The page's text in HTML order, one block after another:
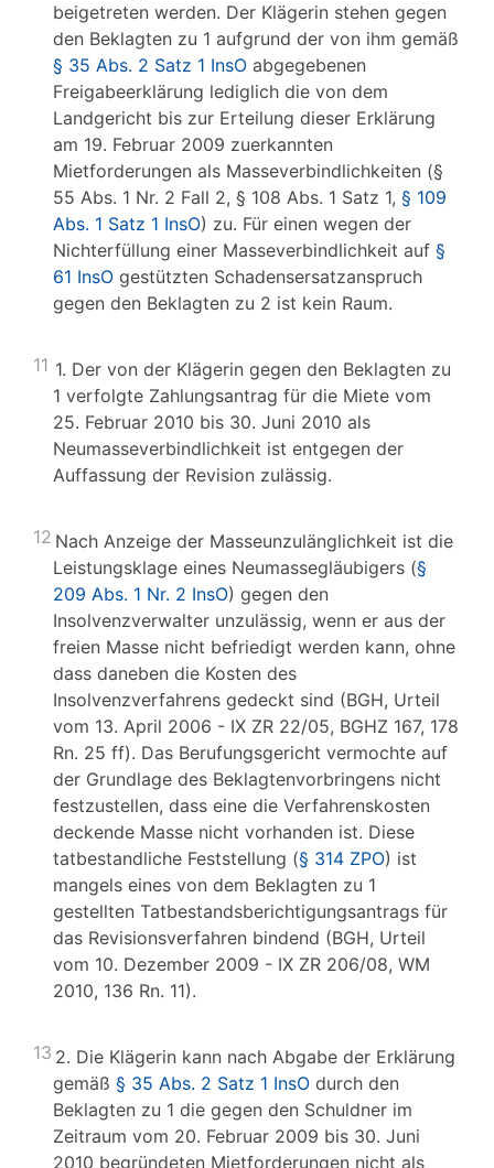
beigetreten werden. Der Klägerin stehen gegen
den Beklagten zu 1 aufgrund der von ihm gemäß
§ 35 Abs. 2 Satz 1 InsO abgegebenen
Freigabeerklärung lediglich die von dem
Landgericht bis zur Erteilung dieser Erklärung
am 19. Februar 2009 zuerkannten
Mietforderungen als Masseverbindlichkeiten (§
55 Abs. 1 Nr. 2 Fall 2, § 108 Abs. 1 Satz 1, § 109
Abs. 1 Satz 1 InsO) zu. Für einen wegen der
Nichterfüllung einer Masseverbindlichkeit auf §
61 InsO gestützten Schadensersatzanspruch
gegen den Beklagten zu 2 ist kein Raum.
11 1. Der von der Klägerin gegen den Beklagten zu
1 verfolgte Zahlungsantrag für die Miete vom
25. Februar 2010 bis 30. Juni 2010 als
Neumasseverbindlichkeit ist entgegen der
Auffassung der Revision zulässig.
12 Nach Anzeige der Masseunzulänglichkeit ist die
Leistungsklage eines Neumassegläubigers (§
209 Abs. 1 Nr. 2 InsO) gegen den
Insolvenzverwalter unzulässig, wenn er aus der
freien Masse nicht befriedigt werden kann, ohne
dass daneben die Kosten des
Insolvenzverfahrens gedeckt sind (BGH, Urteil
vom 13. April 2006 - IX ZR 22/05, BGHZ 167, 178
Rn. 25 ff). Das Berufungsgericht vermochte auf
der Grundlage des Beklagtenvorbringens nicht
festzustellen, dass eine die Verfahrenskosten
deckende Masse nicht vorhanden ist. Diese
tatbestandliche Feststellung (§ 314 ZPO) ist
mangels eines von dem Beklagten zu 1
gestellten Tatbestandsberichtigungsantrags für
das Revisionsverfahren bindend (BGH, Urteil
vom 10. Dezember 2009 - IX ZR 206/08, WM
2010, 136 Rn. 11).
13 2. Die Klägerin kann nach Abgabe der Erklärung
gemäß § 35 Abs. 2 Satz 1 InsO durch den
Beklagten zu 1 die gegen den Schuldner im
Zeitraum vom 20. Februar 2009 bis 30. Juni
2010 begründeten Mietforderungen nicht als